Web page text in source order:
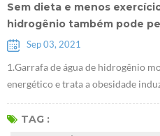
Sem dieta e menos
hidrogênio também pode
Sep 03, 2021
1.Garrafa de água de hidrogênio
energético e trata a obesidade
foi realizado em ratos obesos.
infusão de hidrogênio pode reduzir
TAG :